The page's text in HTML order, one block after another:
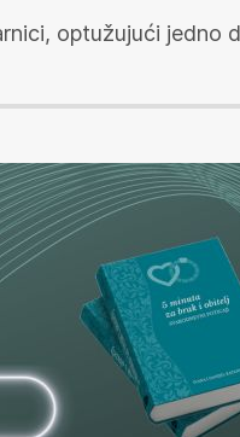
optužujući